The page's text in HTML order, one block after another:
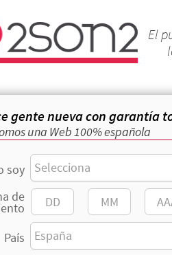
El
gente nueva con garantía
una Web 100% española
soy
Selecciona
de
País
España